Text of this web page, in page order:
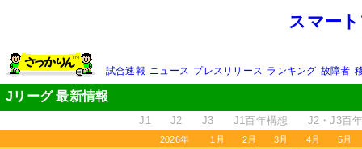
スマー
試合速報 ニュース プレスリリース ランキング 故障者
Jリーグ 最新情報
J1 J2 J3 J1百年構想 J2・J3百
2026年 1月 2月 3月 4月 5月